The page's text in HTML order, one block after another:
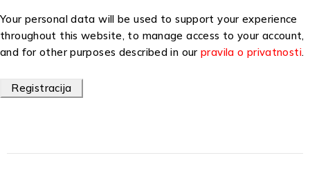
Your personal data will be used to support your experience
throughout this website, to manage access to your account,
and for other purposes described in our pravila o privatnosti.
Registracija